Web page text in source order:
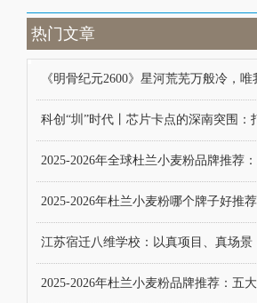
热门文章
《明骨纪元2600》星河荒芜万般冷，
科创“圳”时代丨芯片卡点的深南突围：
2025-2026年全球杜兰小麦粉品牌推荐
2025-2026年杜兰小麦粉哪个牌子好推
江苏宿迁八维学校：以真项目、真场景
2025-2026年杜兰小麦粉品牌推荐：五